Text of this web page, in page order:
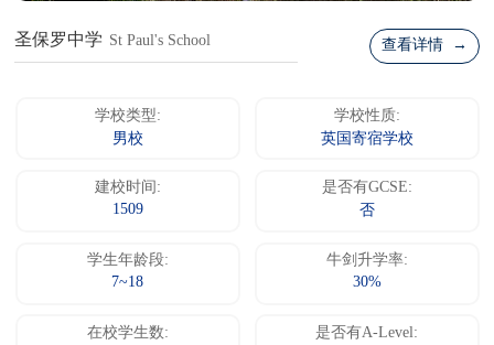
圣保罗中学 St Paul's School 查看详情 →
学校类型:
男校
学校性质:
英国寄宿学校
建校时间:
1509
是否有GCSE:
否
学生年龄段:
7~18
牛剑升学率:
30%
在校学生数:
是否有A-Level: